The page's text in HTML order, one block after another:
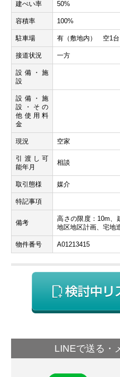
建ぺい率 50%
容積率 100%
駐車場 有（敷地内） 空1
接道状況 一方
設備・施
設
設備・施
設・その
他使用料
金
現況 空家
引渡し可
能年月
相談
取引態様 媒介
特記事項
備考
高さの限度：10m、
地区地区計画、宅地
物件番号 A01213415
LINEで送る・